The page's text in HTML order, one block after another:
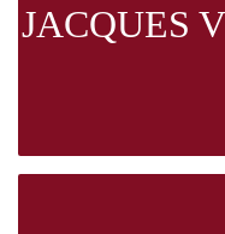
JACQUES